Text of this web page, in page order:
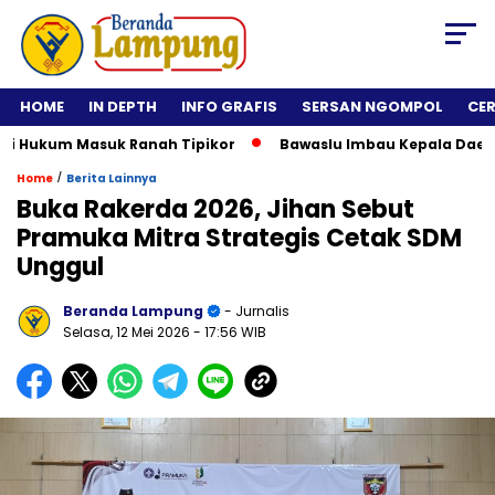
HOME IN DEPTH INFO GRAFIS SERSAN NGOMPOL
Masuk Ranah Tipikor Bawaslu Imbau Kepala Daerah
Home / Berita Lainnya
Buka Rakerda 2026, Jihan Sebut
Pramuka Mitra Strategis Cetak SDM
Unggul
Beranda Lampung
- Jurnalis
Selasa, 12 Mei 2026 - 17:56 WIB